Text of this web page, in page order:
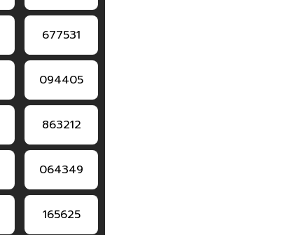
677531
094405
863212
064349
165625